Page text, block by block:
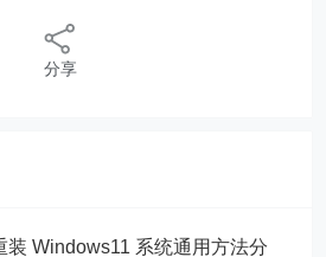
分享
装 Windows11 系统通用方法分